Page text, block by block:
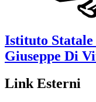
Istituto
Giuseppe Di
Link Esterni